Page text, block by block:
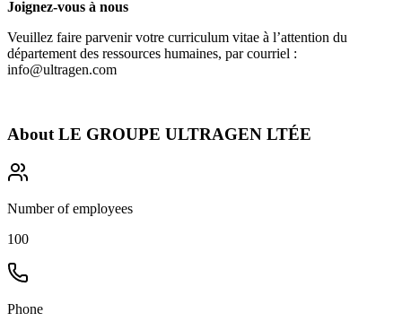
Joignez-vous à nous
Veuillez faire parvenir votre curriculum vitae à l’attention du
département des ressources humaines, par courriel :
info@ultragen.com
About LE GROUPE ULTRAGEN LTÉE
Number of employees
100
Phone